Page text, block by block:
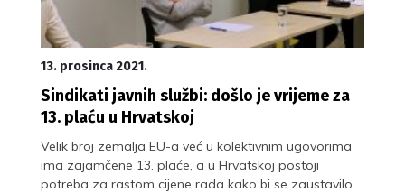
13. prosinca 2021.
Sindikati javnih službi: došlo je vrijeme za
13. plaću u Hrvatskoj
Velik broj zemalja EU-a već u kolektivnim ugovorima
ima zajamčene 13. plaće, a u Hrvatskoj postoji
potreba za rastom cijene rada kako bi se zaustavilo